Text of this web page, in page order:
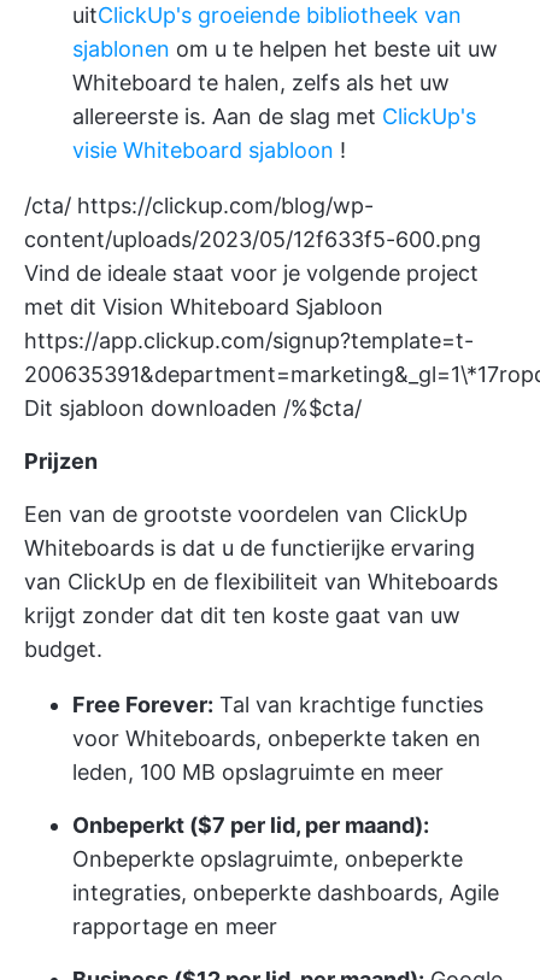
uitClickUp's groeiende bibliotheek van
sjablonen om u te helpen het beste uit uw
Whiteboard te halen, zelfs als het uw
allereerste is. Aan de slag met ClickUp's
visie Whiteboard sjabloon !
/cta/ https://clickup.com/blog/wp-
content/uploads/2023/05/12f633f5-600.png
Vind de ideale staat voor je volgende project
met dit Vision Whiteboard Sjabloon
https://app.clickup.com/signup?template=t-
Dit sjabloon downloaden /%$cta/
Prijzen
Een van de grootste voordelen van ClickUp
Whiteboards is dat u de functierijke ervaring
van ClickUp en de flexibiliteit van Whiteboards
krijgt zonder dat dit ten koste gaat van uw
budget.
Free Forever: Tal van krachtige functies
voor Whiteboards, onbeperkte taken en
leden, 100 MB opslagruimte en meer
Onbeperkt ($7 per lid, per maand):
Onbeperkte opslagruimte, onbeperkte
integraties, onbeperkte dashboards, Agile
rapportage en meer